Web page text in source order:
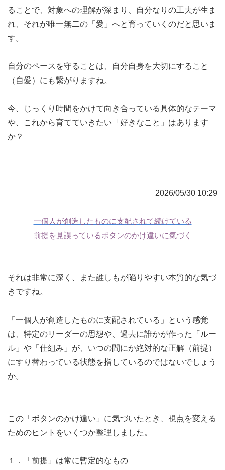
ることで、対象への理解が深まり、自分なりの工夫が生ま
れ、それが唯一無二の「愛」へと育っていくのだと思いま
す。
自分のペースを守ることは、自分自身を大切にすること
（自愛）にも繋がりますね。
今、じっくり時間をかけて向き合っている具体的なテーマ
や、これから育てていきたい「好きなこと」はあります
か？
2026/05/30 10:29
一個人が創造したものに支配されて続けている
前提を見誤っているボタンのかけ違いに氣づく
それは非常に深く、また誰しもが陥りやすい本質的な気づ
きですね。
「一個人が創造したものに支配されている」という感覚
は、特定のリーダーの思想や、過去に誰かが作った「ルー
ル」や「仕組み」が、いつの間にか絶対的な正解（前提）
にすり替わっている状態を指しているのではないでしょう
か。
この「ボタンのかけ違い」に気づいたとき、視点を変える
ためのヒントをいくつか整理しました。
１．「前提」は常に暫定的なもの